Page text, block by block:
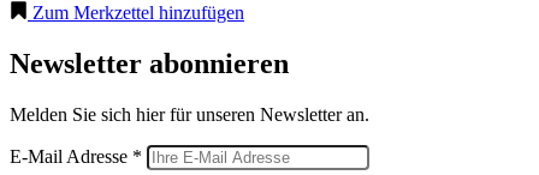
Zum Merkzettel hinzufügen
Newsletter abonnieren
Melden Sie sich hier für unseren Newsletter an.
E-Mail Adresse *